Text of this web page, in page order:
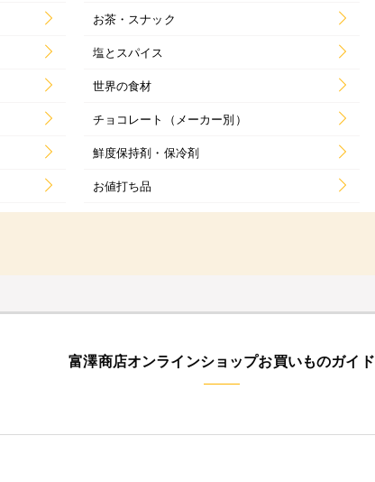
お茶・スナック
塩とスパイス
世界の食材
チョコレート（メーカー別）
鮮度保持剤・保冷剤
お値打ち品
富澤商店オンラインショップお買いものガイド